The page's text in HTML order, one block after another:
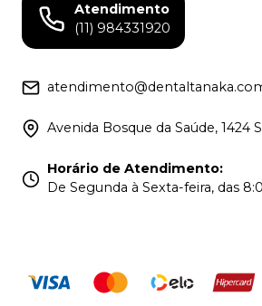
Atendimento
(11) 984331920
Avenida Bosque da Saúde, 1424
Horário de Atendimento:
De Segunda à Sexta-feira, das